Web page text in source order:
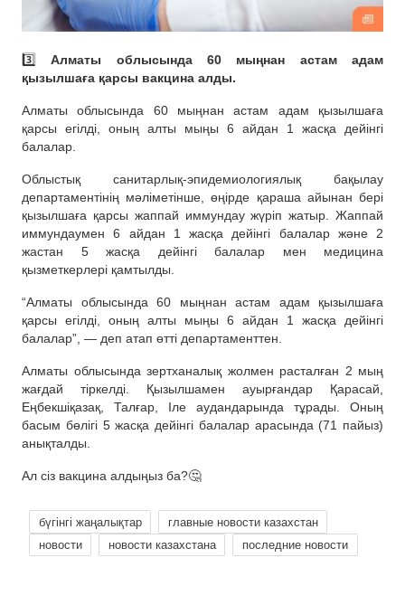
3️⃣Алматы облысында 60 мыңнан астам адам
қызылшаға қарсы вакцина алды.
Алматы облысында 60 мыңнан астам адам қызылшаға
қарсы егілді, оның алты мыңы 6 айдан 1 жасқа дейінгі
балалар.
Облыстық санитарлық-эпидемиологиялық бақылау
департаментінің мәліметінше, өңірде қараша айынан бері
қызылшаға қарсы жаппай иммундау жүріп жатыр. Жаппай
иммундаумен 6 айдан 1 жасқа дейінгі балалар және 2
жастан 5 жасқа дейінгі балалар мен медицина
қызметкерлері қамтылды.
“Алматы облысында 60 мыңнан астам адам қызылшаға
қарсы егілді, оның алты мыңы 6 айдан 1 жасқа дейінгі
балалар”, — деп атап өтті департаменттен.
Алматы облысында зертханалық жолмен расталған 2 мың
жағдай тіркелді. Қызылшамен ауырғандар Қарасай,
Еңбекшіқазақ, Талғар, Іле аудандарында тұрады. Оның
басым бөлігі 5 жасқа дейінгі балалар арасында (71 пайыз)
анықталды.
Ал сіз вакцина алдыңыз ба?🤔
бүгінгі жаңалықтар
главные новости казахстан
новости
новости казахстана последние новости